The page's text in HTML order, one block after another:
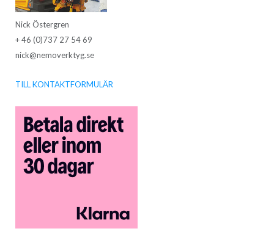
Nick Östergren
+ 46 (0)737 27 54 69
nick@nemoverktyg.se
TILL KONTAKTFORMULÄR